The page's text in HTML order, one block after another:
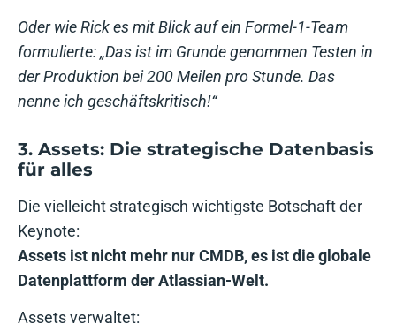
Oder wie Rick es mit Blick auf ein Formel-1-Team
formulierte: „Das ist im Grunde genommen Testen in
der Produktion bei 200 Meilen pro Stunde. Das
nenne ich geschäftskritisch!“
3. Assets: Die strategische Datenbasis
für alles
Die vielleicht strategisch wichtigste Botschaft der
Keynote:
Assets ist nicht mehr nur CMDB, es ist die globale
Datenplattform der Atlassian-Welt.
Assets verwaltet: